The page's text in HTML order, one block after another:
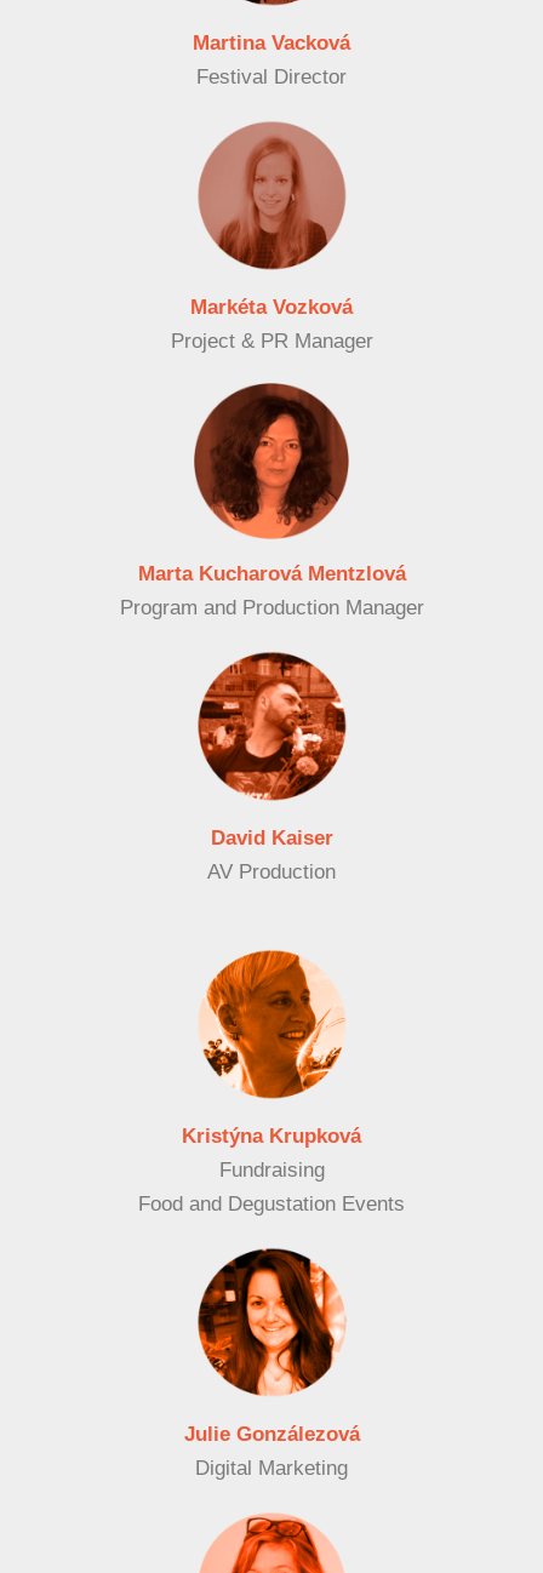
Martina Vacková
Festival Director
Markéta Vozková
Project & PR Manager
Marta Kucharová Mentzlová
Program and Production Manager
David Kaiser
AV Production
Kristýna Krupková
Fundraising
Food and Degustation Events
Julie Gonzálezová
Digital Marketing